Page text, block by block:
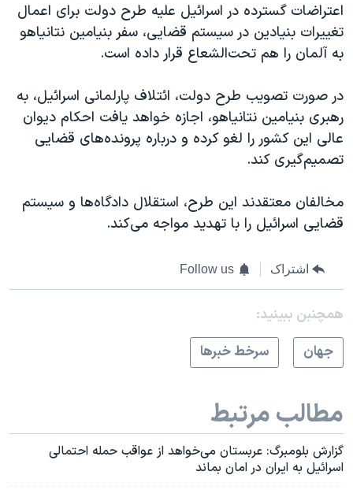
اعتراضات گسترده در اسرائیل علیه طرح دولت برای اعمال
تغییرات بنیادین در سیستم قضایی، سفر بنیامین نتانیاهو
به آلمان را هم تحت‌الشعاع قرار داده است.
در صورت تصویب طرح دولت، ائتلاف پارلمانی اسرائیل، به
رهبری بنیامین نتانیاهو، اجازه خواهد یافت احکام دیوان
عالی این کشور را لغو کرده و درباره پرونده‌های قضایی
تصمیم‌گیری کند.
مخالفان معتقدند این طرح، استقلال دادگاه‌ها و سیستم
قضایی اسرائیل را با تهدید مواجه می‌کند.
اشتراک Follow us
همچنبن ببینید:
جهان
سرخط خبرها
مطالب مرتبط
گزارش بلومبرگ: عربستان می‌خواهد از عواقب حمله احتمالی
اسرائیل به ایران در امان بماند